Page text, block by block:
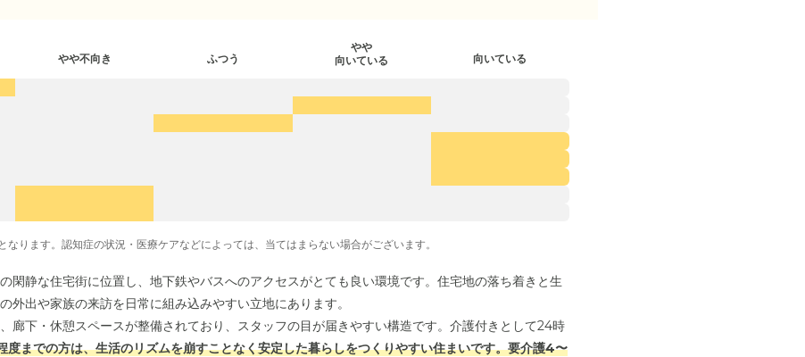
やや不向き ふつう
やや
向いている
向いている
ります。認知症の状況・医療ケアなどによっては、当てはまらない場合がございます。
閑静な住宅街に位置し、地下鉄やバスへのアクセスがとても良い環境です。住宅地の落ち着きと生
外出や家族の来訪を日常に組み込みやすい立地にあります。
廊下・休憩スペースが整備されており、スタッフの目が届きやすい構造です。介護付きとして24時
度までの方は、生活のリズムを崩すことなく安定した暮らしをつくりやすい住まいです。要介護4〜